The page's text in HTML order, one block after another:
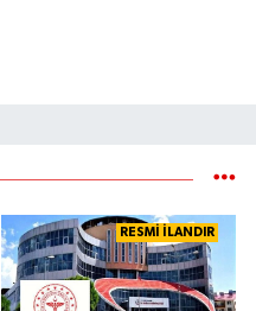
RESMİ İLANDIR